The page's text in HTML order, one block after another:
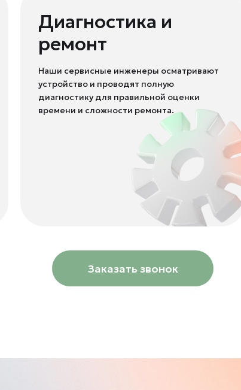
Диагностика и
ремонт
Наши сервисные инженеры осматривают
устройство и проводят полную
диагностику для правильной оценки
времени и сложности ремонта.
Заказать звонок